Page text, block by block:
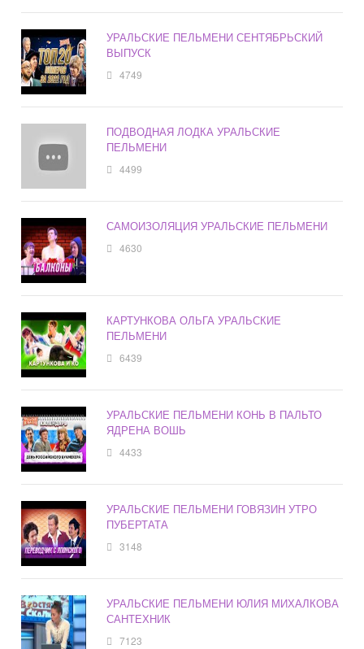
УРАЛЬСКИЕ ПЕЛЬМЕНИ СЕНТЯБРЬСКИЙ
ВЫПУСК
4749
ПОДВОДНАЯ ЛОДКА УРАЛЬСКИЕ
ПЕЛЬМЕНИ
4499
САМОИЗОЛЯЦИЯ УРАЛЬСКИЕ ПЕЛЬМЕНИ
4630
КАРТУНКОВА ОЛЬГА УРАЛЬСКИЕ
ПЕЛЬМЕНИ
6439
УРАЛЬСКИЕ ПЕЛЬМЕНИ КОНЬ В ПАЛЬТО
ЯДРЕНА ВОШЬ
4433
УРАЛЬСКИЕ ПЕЛЬМЕНИ ГОВЯЗИН УТРО
ПУБЕРТАТА
3148
УРАЛЬСКИЕ ПЕЛЬМЕНИ ЮЛИЯ МИХАЛКОВА
САНТЕХНИК
7123